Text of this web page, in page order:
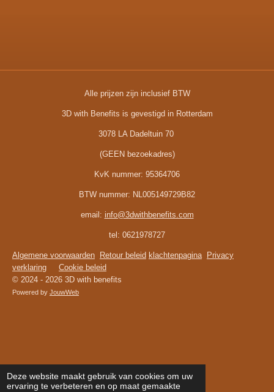
Deze website maakt gebruik van cookies om uw
ervaring te verbeteren en op maat gemaakte
Alle prijzen zijn inclusief BTW
3D with Benefits is gevestigd in Rotterdam
3078 LA Dadeltuin 70
(GEEN bezoekadres)
KvK nummer: 95364706
BTW nummer: NL005149729B82
email: info@3dwithbenefits.com
tel: 0621978727
Algemene voorwaarden Retour beleid klachtenpagina
Privacy
verklaring
Cookie beleid
© 2024 - 2026 3D with benefits
Powered by JouwWeb